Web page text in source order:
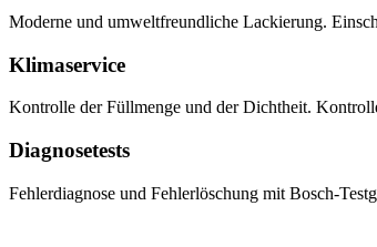
Moderne und umweltfreundliche Lackierung.
Klimaservice
Kontrolle der Füllmenge und der Dichtheit.
Diagnosetests
Fehlerdiagnose und Fehlerlöschung mit Bosch-